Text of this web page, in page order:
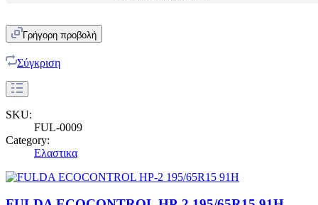
Γρήγορη προβολή
Σύγκριση
SKU:
FUL-0009
Category:
Ελαστικα